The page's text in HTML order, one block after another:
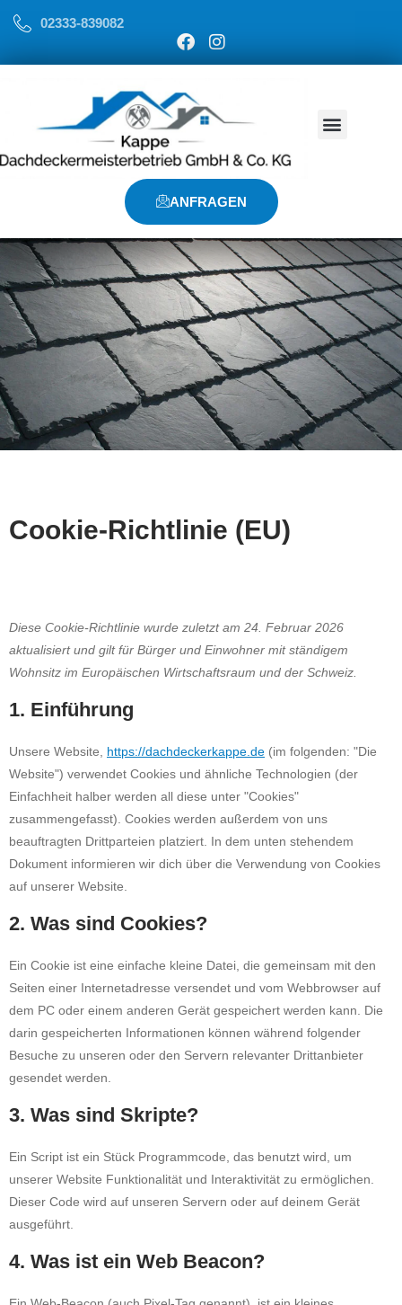
02333-839082
ANFRAGEN
Cookie-Richtlinie (EU)
Diese Cookie-Richtlinie wurde zuletzt am 24. Februar 2026
aktualisiert und gilt für Bürger und Einwohner mit ständigem
Wohnsitz im Europäischen Wirtschaftsraum und der Schweiz.
1. Einführung
Unsere Website, https://dachdeckerkappe.de (im folgenden: "Die
Website") verwendet Cookies und ähnliche Technologien (der
Einfachheit halber werden all diese unter "Cookies"
zusammengefasst). Cookies werden außerdem von uns
beauftragten Drittparteien platziert. In dem unten stehendem
Dokument informieren wir dich über die Verwendung von Cookies
auf unserer Website.
2. Was sind Cookies?
Ein Cookie ist eine einfache kleine Datei, die gemeinsam mit den
Seiten einer Internetadresse versendet und vom Webbrowser auf
dem PC oder einem anderen Gerät gespeichert werden kann. Die
darin gespeicherten Informationen können während folgender
Besuche zu unseren oder den Servern relevanter Drittanbieter
gesendet werden.
3. Was sind Skripte?
Ein Script ist ein Stück Programmcode, das benutzt wird, um
unserer Website Funktionalität und Interaktivität zu ermöglichen.
Dieser Code wird auf unseren Servern oder auf deinem Gerät
ausgeführt.
4. Was ist ein Web Beacon?